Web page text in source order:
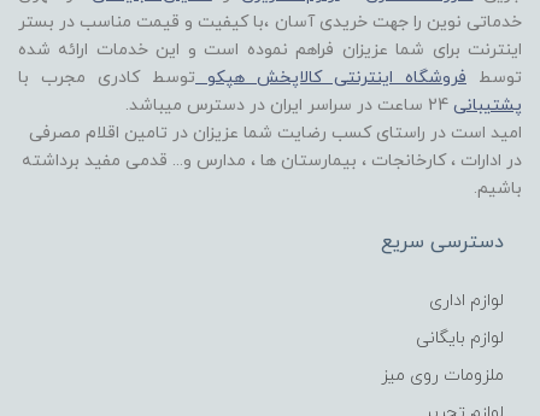
خدماتی نوین را جهت خریدی آسان ،با کیفیت و قیمت مناسب در بستر
اینترنت برای شما عزیزان فراهم نموده است و این خدمات ارائه شده
توسط فروشگاه اینترنتی کالاپخش هپکو
توسط کادری مجرب با
پشتیبانی
امید است در راستای کسب رضایت شما عزیزان در تامین اقلام مصرفی
در ادارات ، کارخانجات ، بیمارستان ها ، مدارس و... قدمی مفید برداشته
باشیم.
دسترسی سریع
لوازم اداری
لوازم بایگانی
ملزومات روی میز